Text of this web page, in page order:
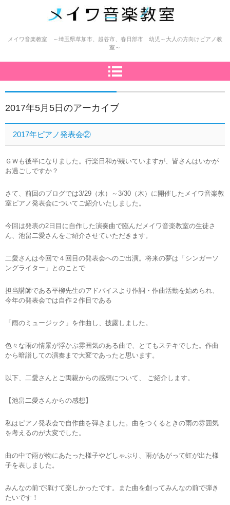
メイワ音楽教室（明和楽器）
メイワ音楽教室 ～埼玉県草加市、越谷市、春日部市 幼児～大人の方向けピアノ教
室～
2017年5月5日 のアーカイブ
2017年ピアノ発表会②
ＧＷも後半になりました。行楽日和が続いていますが、皆さんはいかが
お過ごしですか？
さて、前回のブログでは3/29（水）～3/30（木）に開催したメイワ音楽教
室ピアノ発表会についてご紹介いたしました。
今回は発表の2日目に自作した演奏曲で臨んだメイワ音楽教室の生徒さ
ん、池畠二愛さんをご紹介させていただきます。
二愛さんは今回で４回目の発表会へのご出演。将来の夢は「シンガーソ
ングライター」とのことで
担当講師である平柳先生のアドバイスより作詞・作曲活動を始められ、
今年の発表会では自作２作目である
「雨のミュージック」を作曲し、披露しました。
色々な雨の情景が浮かぶ雰囲気のある曲で、とてもステキでした。作曲
から暗譜しての演奏まで大変であったと思います。
以下、二愛さんとご両親からの感想について、 ご紹介します。
【池畠二愛さんからの感想】
私はピアノ発表会で自作曲を弾きました。曲をつくるときの雨の雰囲気
を考えるのが大変でした。
曲の中で雨が物にあたった様子やどしゃぶり、雨があがって虹が出た様
子を表しました。
みんなの前で弾けて楽しかったです。また曲を創ってみんなの前で弾き
たいです！